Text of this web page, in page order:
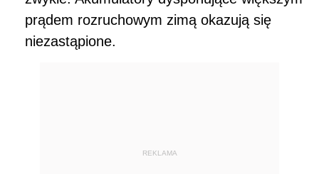
prądem rozruchowym zimą okazują się
niezastąpione.
REKLAMA